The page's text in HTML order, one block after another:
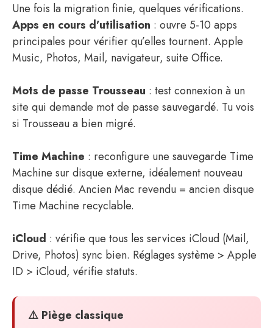
Une fois la migration finie, quelques vérifications.
Apps en cours d’utilisation : ouvre 5-10 apps
principales pour vérifier qu’elles tournent. Apple
Music, Photos, Mail, navigateur, suite Office.
Mots de passe Trousseau : test connexion à un
site qui demande mot de passe sauvegardé. Tu vois
si Trousseau a bien migré.
Time Machine : reconfigure une sauvegarde Time
Machine sur disque externe, idéalement nouveau
disque dédié. Ancien Mac revendu = ancien disque
Time Machine recyclable.
iCloud : vérifie que tous les services iCloud (Mail,
Drive, Photos) sync bien. Réglages système > Apple
ID > iCloud, vérifie statuts.
⚠️ Piège classique